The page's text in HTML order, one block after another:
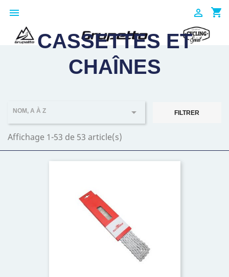
 shopping_cart

CASSETTES ET
CHAÎNES
NOM, A À Z  FILTRER
Affichage 1-53 de 53 article(s)